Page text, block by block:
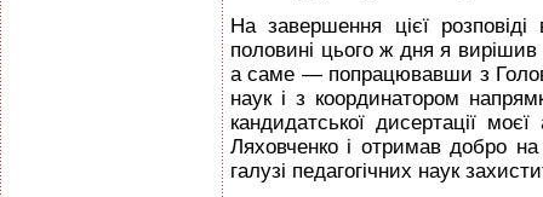
На завершення цієї
половині цього ж дня я
а саме — попрацювавши з
наук і з координатором
кандидатської дисертації моєї
Ляховченко і отримав добро
галузі педагогічних наук